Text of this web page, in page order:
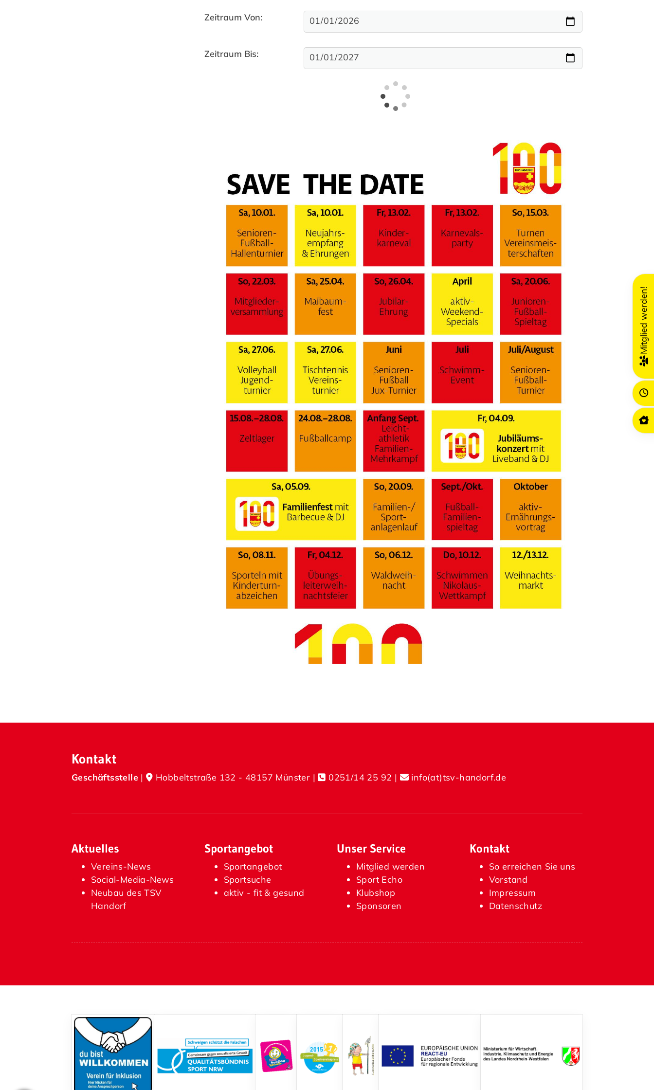
Zeitraum Von:
Zeitraum Bis:
Kontakt
Geschäftsstelle | Hobbeltstraße 132 - 48157 Münster | 0251/14 25 92 | info(at)tsv-handorf.de
Aktuelles
Vereins-News
Social-Media-News
Neubau des TSV
Handorf
Sportangebot
Sportangebot
Sportsuche
aktiv - fit & gesund
Unser Service
Mitglied werden
Sport Echo
Klubshop
Sponsoren
Kontakt
So erreichen Sie uns
Vorstand
Impressum
Datenschutz
Mitglied werden!